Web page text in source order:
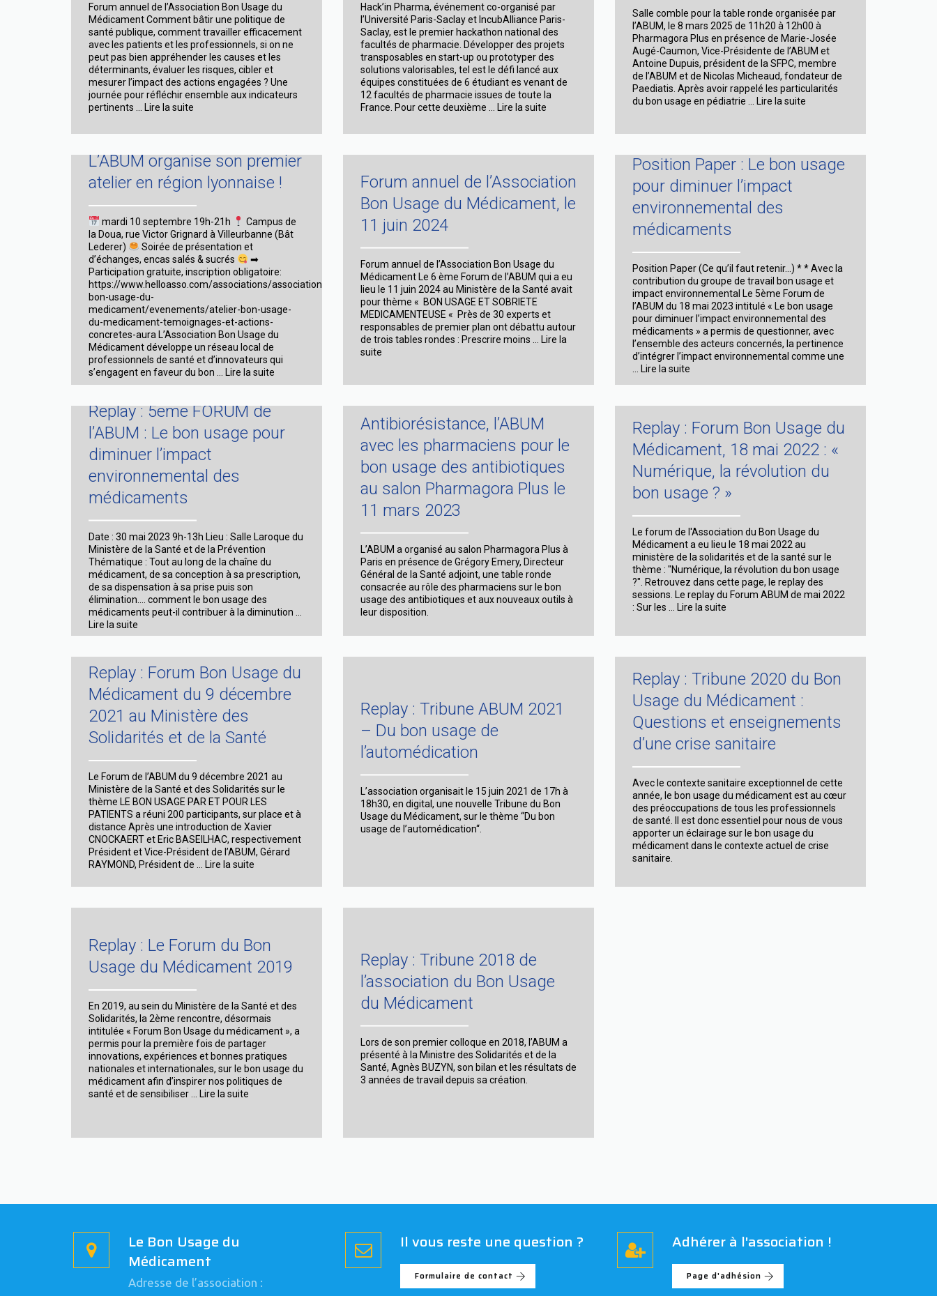
Forum annuel de l’Association Bon Usage du
Médicament Comment bâtir une politique de
santé publique, comment travailler efficacement
avec les patients et les professionnels, si on ne
peut pas bien appréhender les causes et les
déterminants, évaluer les risques, cibler et
mesurer l’impact des actions engagées ? Une
journée pour réfléchir ensemble aux indicateurs
pertinents … Lire la suite
de
Bon
Usage
du
Médicament,
le
18
juin
2025
Hack’in Pharma, événement co-organisé par
l’Université Paris-Saclay et IncubAlliance Paris-
Saclay, est le premier hackathon national des
facultés de pharmacie. Développer des projets
transposables en start-up ou prototyper des
solutions valorisables, tel est le défi lancé aux
équipes constituées de 6 étudiant·es venant de
12 facultés de pharmacie issues de toute la
France. Pour cette deuxième … Lire la suite
Pharma
Rhône-
(13
15
Salle comble pour la table ronde organisée par
l’ABUM, le 8 mars 2025 de 11h20 à 12h00 à
Pharmagora Plus en présence de Marie-Josée
Augé-Caumon, Vice-Présidente de l’ABUM et
Antoine Dupuis, président de la SFPC, membre
de l’ABUM et de Nicolas Micheaud, fondateur de
Paediatis. Après avoir rappelé les particularités
du bon usage en pédiatrie … Lire la suite
usage
médicaments
L’ABUM organise son premier
atelier en région lyonnaise !
mardi 10 septembre 19h-21h
Campus de
la Doua, rue Victor Grignard à Villeurbanne (Bât
Lederer)
Soirée de présentation et
d’échanges, encas salés & sucrés
➡
Participation gratuite, inscription obligatoire:
https://www.helloasso.com/associations/association-
bon-usage-du-
medicament/evenements/atelier-bon-usage-
du-medicament-temoignages-et-actions-
concretes-aura L’Association Bon Usage du
Médicament développe un réseau local de
professionnels de santé et d’innovateurs qui
s’engagent en faveur du bon …
Lire la suite
organise
premier
en
Forum annuel de l’Association
Bon Usage du Médicament, le
11 juin 2024
Forum annuel de l’Association Bon Usage du
Médicament Le 6 ème Forum de l’ABUM qui a eu
lieu le 11 juin 2024 au Ministère de la Santé avait
pour thème « BON USAGE ET SOBRIETE
MEDICAMENTEUSE « Près de 30 experts et
responsables de premier plan ont débattu autour
de trois tables rondes : Prescrire moins … Lire la
suite
l’Association
du
Médicament,
le
11
juin
2024
Position Paper : Le bon usage
pour diminuer l’impact
environnemental des
médicaments
Position Paper (Ce qu’il faut retenir…) * * Avec la
contribution du groupe de travail bon usage et
impact environnemental Le 5ème Forum de
l’ABUM du 18 mai 2023 intitulé « Le bon usage
pour diminuer l’impact environnemental des
médicaments » a permis de questionner, avec
l’ensemble des acteurs concernés, la pertinence
d’intégrer l’impact environnemental comme une
Lire la suite
Le
usage
diminuer
l’impact
environnemental
des
Replay : 5eme FORUM de
l’ABUM : Le bon usage pour
diminuer l’impact
environnemental des
médicaments
Date : 30 mai 2023 9h-13h Lieu : Salle Laroque du
Ministère de la Santé et de la Prévention
Thématique : Tout au long de la chaîne du
médicament, de sa conception à sa prescription,
de sa dispensation à sa prise puis son
élimination…. comment le bon usage des
médicaments peut-il contribuer à la diminution …
Lire la suite
:
de
:
Le
bon
usage
diminuer
l’impact
environnemental
des
médicaments
Antibiorésistance, l’ABUM
avec les pharmaciens pour le
bon usage des antibiotiques
au salon Pharmagora Plus le
11 mars 2023
L’ABUM a organisé au salon Pharmagora Plus à
Paris en présence de Grégory Emery, Directeur
Général de la Santé adjoint, une table ronde
consacrée au rôle des pharmaciens sur le bon
usage des antibiotiques et aux nouveaux outils à
leur disposition.
Replay : Forum Bon Usage du
Médicament, 18 mai 2022 : «
Numérique, la révolution du
bon usage ? »
Le forum de l'Association du Bon Usage du
Médicament a eu lieu le 18 mai 2022 au
ministère de la solidarités et de la santé sur le
thème : "Numérique, la révolution du bon usage
?". Retrouvez dans cette page, le replay des
sessions. Le replay du Forum ABUM de mai 2022
: Sur les …
Lire la suite
Usage
Médicament,
18
mai
2022
«
la
révolution
du
bon
usage
?
»
Replay : Forum Bon Usage du
Médicament du 9 décembre
2021 au Ministère des
Solidarités et de la Santé
Le Forum de l’ABUM du 9 décembre 2021 au
Ministère de la Santé et des Solidarités sur le
thème LE BON USAGE PAR ET POUR LES
PATIENTS a réuni 200 participants, sur place et à
distance Après une introduction de Xavier
CNOCKAERT et Eric BASEILHAC, respectivement
Président et Vice-Président de l’ABUM, Gérard
RAYMOND, Président de …
Lire la suite
Forum
du
9
au
Ministère
des
Solidarités
et
de
la
Replay : Tribune ABUM 2021
– Du bon usage de
l’automédication
L’association organisait le 15 juin 2021 de 17h à
18h30, en digital, une nouvelle Tribune du Bon
Usage du Médicament, sur le thème “Du bon
usage de l’automédication“.
Replay : Tribune 2020 du Bon
Usage du Médicament :
Questions et enseignements
d’une crise sanitaire
Avec le contexte sanitaire exceptionnel de cette
année, le bon usage du médicament est au cœur
des préoccupations de tous les professionnels
de santé. Il est donc essentiel pour nous de vous
apporter un éclairage sur le bon usage du
médicament dans le contexte actuel de crise
sanitaire.
Replay : Le Forum du Bon
Usage du Médicament 2019
En 2019, au sein du Ministère de la Santé et des
Solidarités, la 2ème rencontre, désormais
intitulée « Forum Bon Usage du médicament », a
permis pour la première fois de partager
innovations, expériences et bonnes pratiques
nationales et internationales, sur le bon usage du
médicament afin d’inspirer nos politiques de
santé et de sensibiliser …
Lire la suite
2019
Replay : Tribune 2018 de
l’association du Bon Usage
du Médicament
Lors de son premier colloque en 2018, l’ABUM a
présenté à la Ministre des Solidarités et de la
Santé, Agnès BUZYN, son bilan et les résultats de
3 années de travail depuis sa création.
Le Bon Usage du
Médicament
Adresse de l’association :
Il vous reste une question ?
Formulaire de contact
Adhérer à l'association !
Page d'adhésion